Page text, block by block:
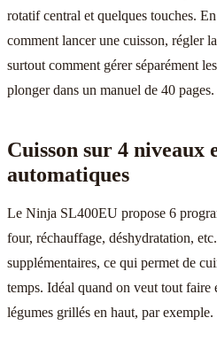
rotatif central et quelques touches.
comment lancer une cuisson, régler
surtout comment gérer séparément
plonger dans un manuel de 40 pages.
Cuisson sur 4 niveaux
automatiques
Le Ninja SL400EU propose 6
four, réchauffage, déshydratation,
supplémentaires, ce qui permet de
temps. Idéal quand on veut tout faire
légumes grillés en haut, par exemple.